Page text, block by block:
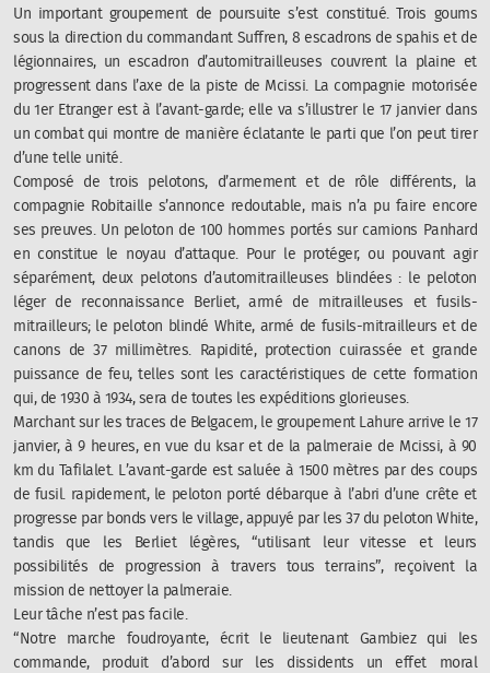
Un important groupement de poursuite s’est constitué. Trois goums
sous la direction du commandant Suffren, 8 escadrons de spahis et de
légionnaires, un escadron d’automitrailleuses couvrent la plaine et
progressent dans l’axe de la piste de Mcissi. La compagnie motorisée
du 1er Etranger est à l’avant-garde; elle va s’illustrer le 17 janvier dans
un combat qui montre de manière éclatante le parti que l’on peut tirer
d’une telle unité.
Composé de trois pelotons, d’armement et de rôle différents, la
compagnie Robitaille s’annonce redoutable, mais n’a pu faire encore
ses preuves. Un peloton de 100 hommes portés sur camions Panhard
en constitue le noyau d’attaque. Pour le protéger, ou pouvant agir
séparément, deux pelotons d’automitrailleuses blindées : le peloton
léger de reconnaissance Berliet, armé de mitrailleuses et fusils-
mitrailleurs; le peloton blindé White, armé de fusils-mitrailleurs et de
canons de 37 millimètres. Rapidité, protection cuirassée et grande
puissance de feu, telles sont les caractéristiques de cette formation
qui, de 1930 à 1934, sera de toutes les expéditions glorieuses.
Marchant sur les traces de Belgacem, le groupement Lahure arrive le 17
janvier, à 9 heures, en vue du ksar et de la palmeraie de Mcissi, à 90
km du Tafilalet. L’avant-garde est saluée à 1500 mètres par des coups
de fusil. rapidement, le peloton porté débarque à l’abri d’une crête et
progresse par bonds vers le village, appuyé par les 37 du peloton White,
tandis que les Berliet légères, “utilisant leur vitesse et leurs
possibilités de progression à travers tous terrains”, reçoivent la
mission de nettoyer la palmeraie.
Leur tâche n’est pas facile.
“Notre marche foudroyante, écrit le lieutenant Gambiez qui les
commande, produit d’abord sur les dissidents un effet moral